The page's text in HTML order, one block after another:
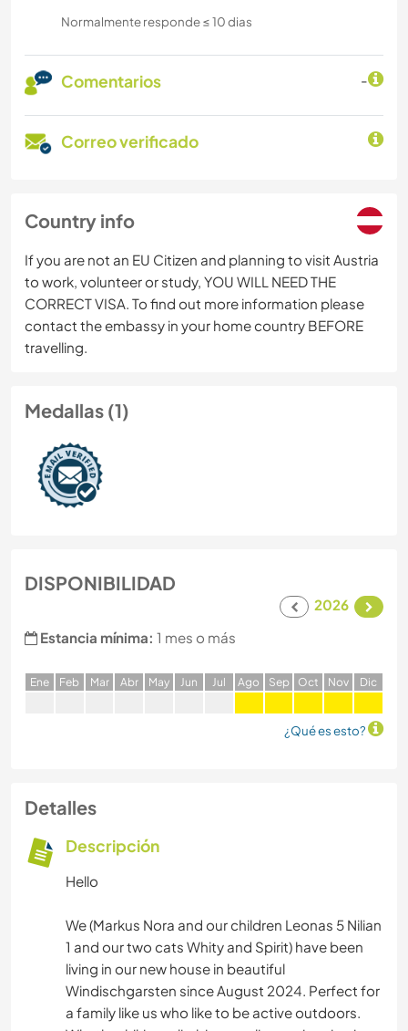
Normalmente responde ≤ 10 dias
Comentarios -
Correo verificado
Country info
If you are not an EU Citizen and planning to visit Austria
to work, volunteer or study, YOU WILL NEED THE
CORRECT VISA. To find out more information please
contact the embassy in your home country BEFORE
travelling.
Medallas (1)
DISPONIBILIDAD
2026
Estancia mínima: 1 mes o más
Ene Feb Mar Abr May Jun Jul Ago Sep Oct Nov Dic
¿Qué es esto?
Detalles
Descripción
Hello
We (Markus Nora and our children Leonas 5 Nilian
1 and our two cats Whity and Spirit) have been
living in our new house in beautiful
Windischgarsten since August 2024. Perfect for
a family like us who like to be active outdoors.